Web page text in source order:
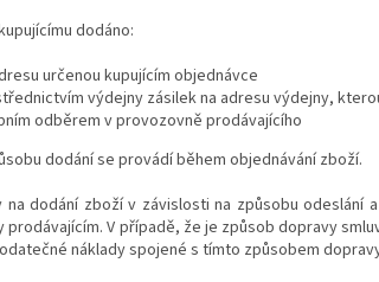
dodáno:
určenou kupujícím objednávce
výdejny zásilek na adresu výdejny,
odběrem v provozovně prodávajícího
dodání se provádí během objednávání zboží.
na dodání zboží v závislosti na způsobu
prodávajícím. V případě, že je způsob dopravy
náklady spojené s tímto způsobem